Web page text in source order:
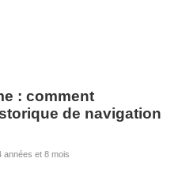
: comment
de navigation
années et 8 mois